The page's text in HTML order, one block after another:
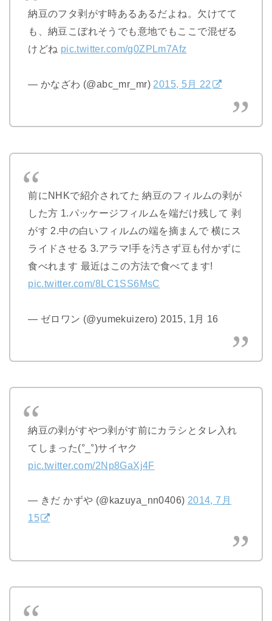
納豆のフタ剥がす時あるあるだよね。欠けてて
も、納豆こぼれそうでも意地でもここで混ぜる
けどね pic.twitter.com/g0ZPLm7Afz
— かなざわ (@abc_mr_mr) 2015, 5月 22
前にNHKで紹介されてた 納豆のフィルムの剥が
した方 1.パッケージフィルムを端だけ残して 剥
がす 2.中の白いフィルムの端を摘まんで 横にス
ライドさせる 3.アラマ!手を汚さず豆も付かずに
食べれます 最近はこの方法で食べてます!
pic.twitter.com/8LC1SS6MsC
— ゼロワン (@yumekuizero) 2015, 1月 16
納豆の剥がすやつ剥がす前にカラシとタレ入れ
てしまった(°_°)サイヤク
pic.twitter.com/2Np8GaXj4F
— きだ かずや (@kazuya_nn0406) 2014, 7月
15